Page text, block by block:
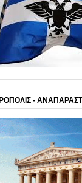
-